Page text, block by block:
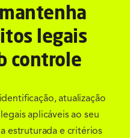
legais
controle
atualização
aplicáveis ao seu
estruturada e critérios